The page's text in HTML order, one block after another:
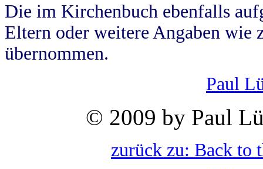
Die im Kirchenbuch ebenfalls
Eltern oder weitere Angaben wie
übernommen.
Paul
© 2009 by Paul
zurück zu: Back to